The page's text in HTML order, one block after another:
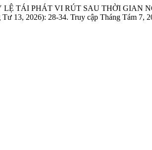
LỆ TÁI PHÁT VI RÚT SAU THỜI
Tư 13, 2026): 28-34. Truy cập Tháng Tám 7,